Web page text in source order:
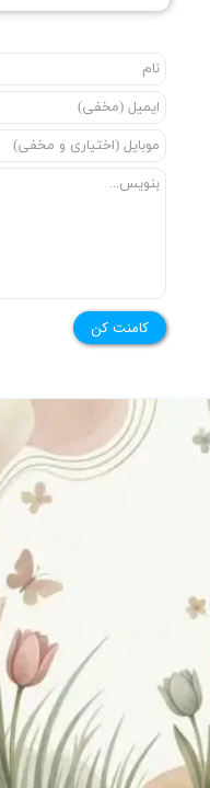
کامنت کن